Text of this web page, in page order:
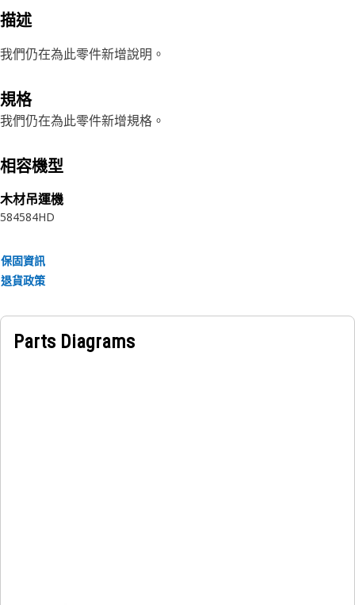
描述
我們仍在為此零件新增說明。
規格
我們仍在為此零件新增規格。
相容機型
木材吊運機
584584HD
保固資訊
退貨政策
Parts Diagrams